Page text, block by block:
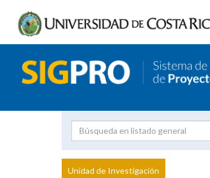
Proyecto
Investigador
Unidad de Investigación